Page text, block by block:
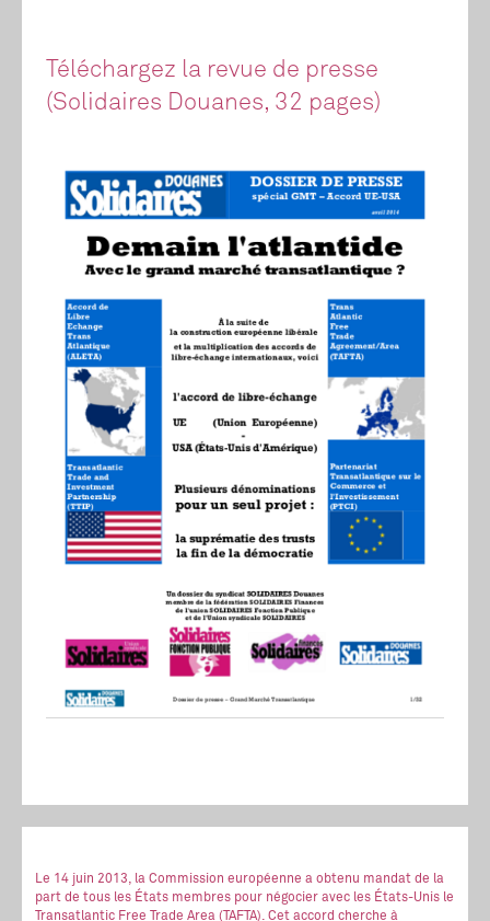
Téléchargez la revue de presse
(Solidaires Douanes, 32 pages)
Le 14 juin 2013, la Commission européenne a obtenu mandat de la
part de tous les États membres pour négocier avec les États-Unis le
Transatlantic Free Trade Area (TAFTA). Cet accord cherche à